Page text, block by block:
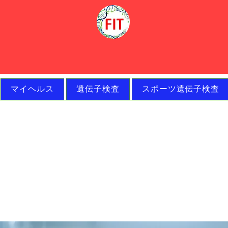
マイヘルス 遺伝子検査 スポーツ遺伝子検査